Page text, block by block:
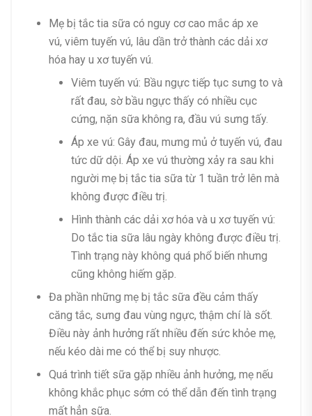
Mẹ bị tắc tia sữa có nguy cơ cao mắc áp xe
vú, viêm tuyến vú, lâu dần trở thành các dải xơ
hóa hay u xơ tuyến vú.
Viêm tuyến vú: Bầu ngực tiếp tục sưng to và
rất đau, sờ bầu ngực thấy có nhiều cục
cứng, nặn sữa không ra, đầu vú sưng tấy.
Áp xe vú: Gây đau, mưng mủ ở tuyến vú, đau
tức dữ dội. Áp xe vú thường xảy ra sau khi
người mẹ bị tắc tia sữa từ 1 tuần trở lên mà
không được điều trị.
Hình thành các dải xơ hóa và u xơ tuyến vú:
Do tắc tia sữa lâu ngày không được điều trị.
Tình trạng này không quá phổ biến nhưng
cũng không hiếm gặp.
Đa phần những mẹ bị tắc sữa đều cảm thấy
căng tắc, sưng đau vùng ngực, thậm chí là sốt.
Điều này ảnh hưởng rất nhiều đến sức khỏe mẹ,
nếu kéo dài me có thể bị suy nhược.
Quá trình tiết sữa gặp nhiều ảnh hưởng, mẹ nếu
không khắc phục sớm có thể dẫn đến tình trạng
mất hẳn sữa.